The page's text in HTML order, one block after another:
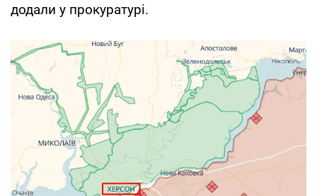
додали у прокуратурі.